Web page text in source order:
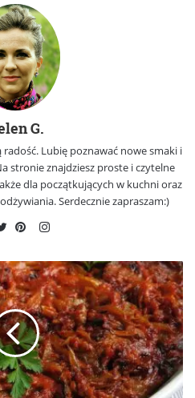
G.
Lubię poznawać nowe smaki i
stronie znajdziesz proste i czytelne
dla początkujących w kuchni oraz
Serdecznie zapraszam:)
Instagram